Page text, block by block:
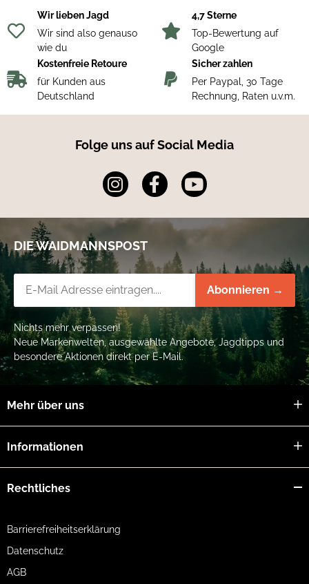
• 100 % Polyester, gebürsteter Trikot, DWR
• 100 % Polyester, gebürsteter Trikot
• 60 g
• GORE-TEX
Wir lieben Jagd
Wir sind also genauso
wie du
4,7 Sterne
Top-Bewertung auf
Google
Kostenfreie Retoure
für Kunden aus
Deutschland
Sicher zahlen
Per Paypal, 30 Tage
Rechnung, Raten u.v.m.
Folge uns auf Social Media
DIE WAIDMANNSPOST
Abonnieren →
Nichts mehr verpassen!
Neue Markenwelten, ausgewählte Angebote, Jagdtipps und
besondere Aktionen direkt per E-Mail.
Mehr über uns
Informationen
Rechtliches
Barrierefreiheitserklärung
Datenschutz
AGB